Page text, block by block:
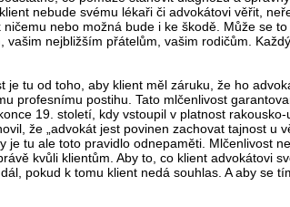
nebude svému lékaři či advokátovi věřit,
ničemu nebo možná bude i ke škodě. Může se
vašim nejbližším přátelům, vašim rodičům.
je tu od toho, aby klient měl záruku, že ho
profesnímu postihu. Tato mlčenlivost
19. století, kdy vstoupil v platnost
že „advokát jest povinen zachovat tajnost u
je tu ale toto pravidlo odnepaměti. Mlčenlivost
kvůli klientům. Aby to, co klient advokátovi
pokud k tomu klient nedá souhlas. A aby se